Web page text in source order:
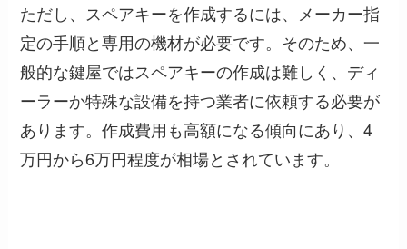
ただし、スペアキーを作成するには、メーカー指
定の手順と専用の機材が必要です。そのため、一
般的な鍵屋ではスペアキーの作成は難しく、ディ
ーラーか特殊な設備を持つ業者に依頼する必要が
あります。作成費用も高額になる傾向にあり、4
万円から6万円程度が相場とされています。